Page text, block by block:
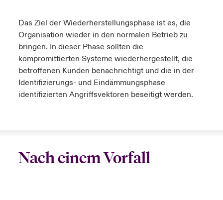
Das Ziel der Wiederherstellungsphase ist es, die
Organisation wieder in den normalen Betrieb zu
bringen. In dieser Phase sollten die
kompromittierten Systeme wiederhergestellt, die
betroffenen Kunden benachrichtigt und die in der
Identifizierungs- und Eindämmungsphase
identifizierten Angriffsvektoren beseitigt werden.
Nach einem Vorfall